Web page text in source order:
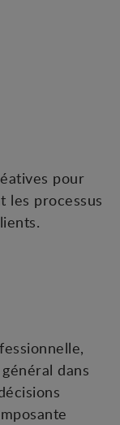
pour
les processus
dans